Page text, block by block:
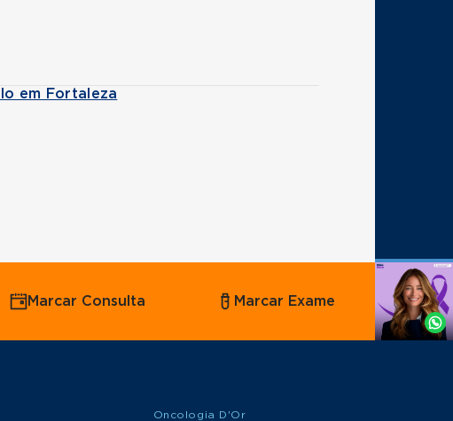
em Fortaleza
Agende
Whatsapp
Marcar Consulta Marcar Exame
Oncologia D'Or